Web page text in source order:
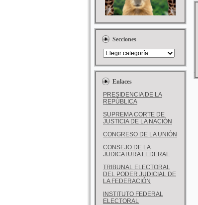
Secciones
Enlaces
PRESIDENCIA DE LA
REPÚBLICA
SUPREMA CORTE DE
JUSTICIA DE LA NACIÓN
CONGRESO DE LA UNIÓN
CONSEJO DE LA
JUDICATURA FEDERAL
TRIBUNAL ELECTORAL
DEL PODER JUDICIAL DE
LA FEDERACIÓN
INSTITUTO FEDERAL
ELECTORAL